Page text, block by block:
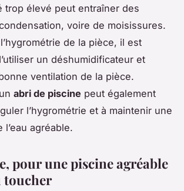
trop élevé peut entraîner des
voire de moisissures.
de la pièce, il est
un déshumidificateur et
ventilation de la pièce.
abri de piscine peut également
l’hygrométrie et à maintenir une
agréable.
pour une piscine agréable
toucher